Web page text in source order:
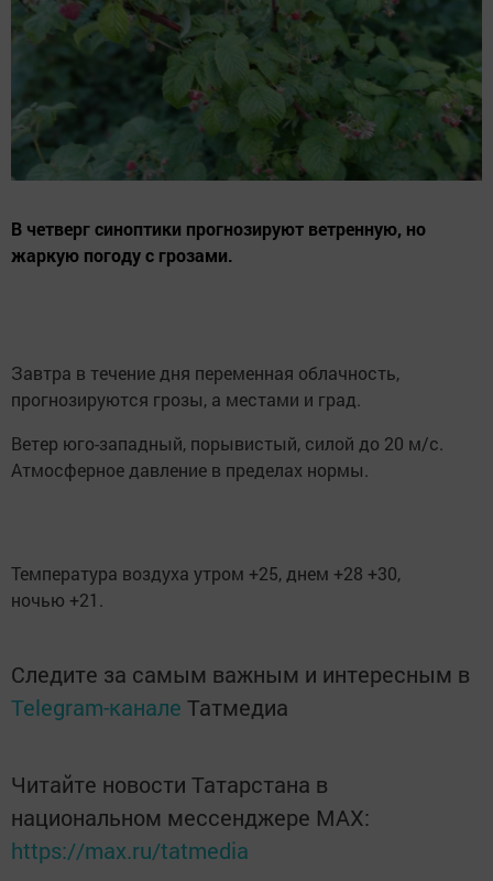
В четверг синоптики прогнозируют ветренную, но
жаркую погоду с грозами.
Завтра в течение дня переменная облачность,
прогнозируются грозы, а местами и град.
Ветер юго-западный, порывистый, силой до 20 м/с.
Атмосферное давление в пределах нормы.
Температура воздуха утром +25, днем +28 +30,
ночью +21.
Следите за самым важным и интересным в
Telegram-канале Татмедиа
Читайте новости Татарстана в
национальном мессенджере MАХ:
https://max.ru/tatmedia